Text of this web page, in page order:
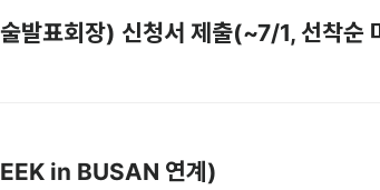
표회장) 신청서 제출(~7/1, 선착순
in BUSAN 연계)